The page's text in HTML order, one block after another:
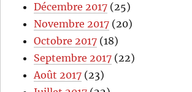
Décembre 2017 (25)
Novembre 2017 (20)
Octobre 2017 (18)
Septembre 2017 (22)
Août 2017 (23)